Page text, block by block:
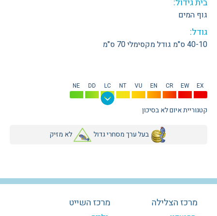
גוף המים
גודל:
40-10 ס"מ גודל מקסימלי 70 ס"מ
EX
EW
CR
EN
VU
NT
LC
DD
NE
קטגוריית איום לא בסיכון
בעל ערך מסחרי גדול לא מזיק
מרכז הצלילה מרכז השייט